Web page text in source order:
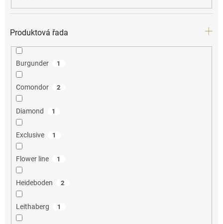
Produktová řada
Burgunder 1
Comondor 2
Diamond 1
Exclusive 1
Flower line 1
Heideboden 2
Leithaberg 1